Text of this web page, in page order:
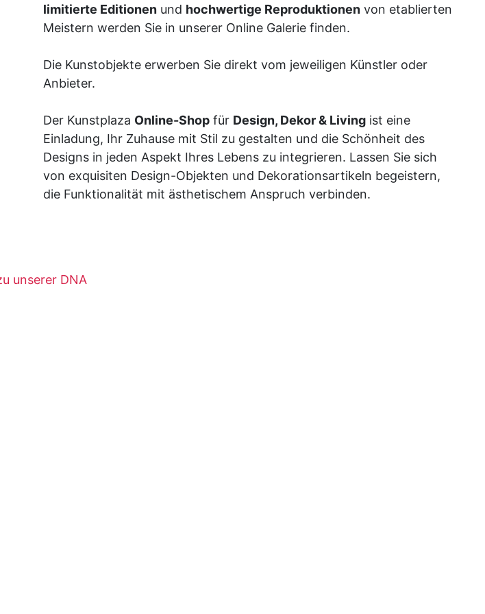
limitierte Editionen und hochwertige Reproduktionen von etablierten
Meistern werden Sie in unserer Online Galerie finden.
Die Kunstobjekte erwerben Sie direkt vom jeweiligen Künstler oder
Anbieter.
Der Kunstplaza Online-Shop für Design, Dekor & Living ist eine
Einladung, Ihr Zuhause mit Stil zu gestalten und die Schönheit des
Designs in jeden Aspekt Ihres Lebens zu integrieren. Lassen Sie sich
von exquisiten Design-Objekten und Dekorationsartikeln begeistern,
die Funktionalität mit ästhetischem Anspruch verbinden.
unserer DNA